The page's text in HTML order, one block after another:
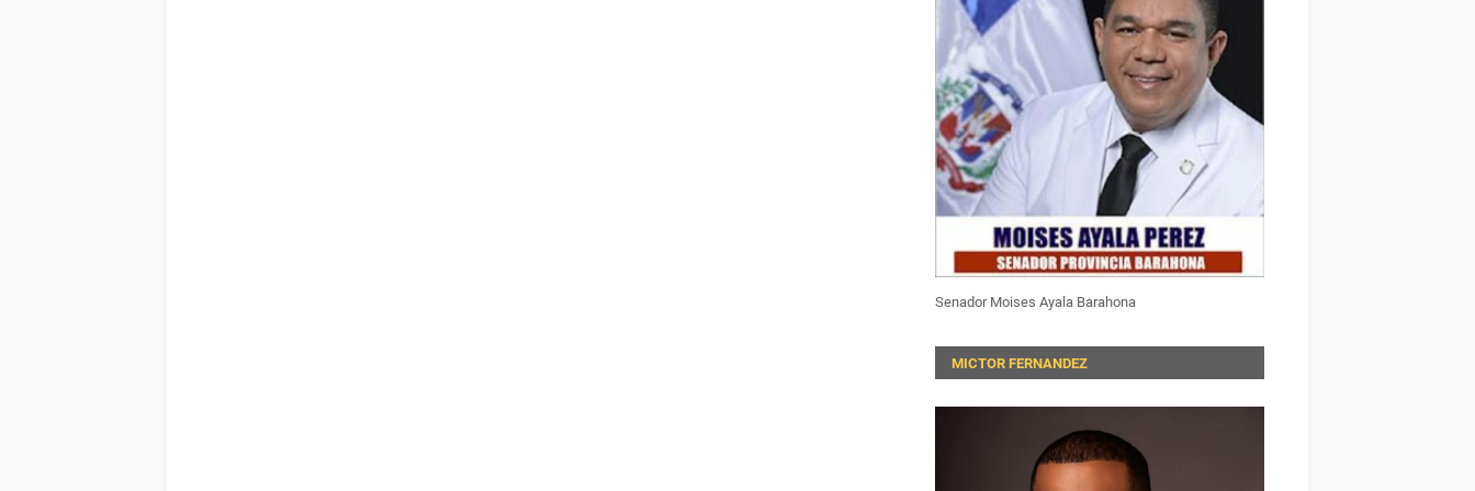
Senador Moises Ayala Barahona
MICTOR FERNANDEZ